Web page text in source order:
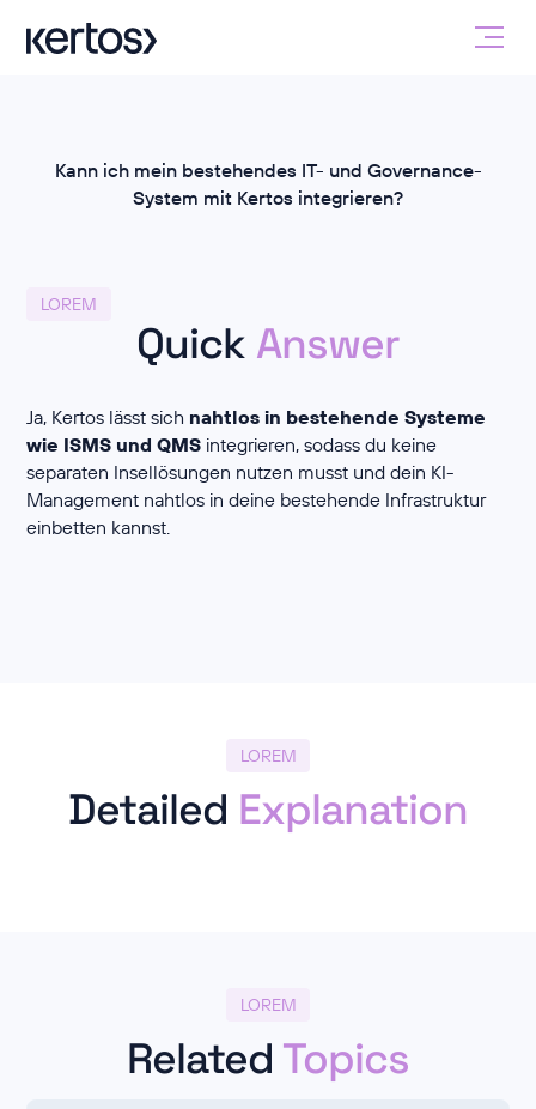
Kann ich mein bestehendes IT- und Governance-
System mit Kertos integrieren?
LOREM
Quick Answer
Ja, Kertos lässt sich nahtlos in bestehende Systeme
wie ISMS und QMS integrieren, sodass du keine
separaten Insellösungen nutzen musst und dein KI-
Management nahtlos in deine bestehende Infrastruktur
einbetten kannst.
LOREM
Detailed Explanation
LOREM
Related Topics